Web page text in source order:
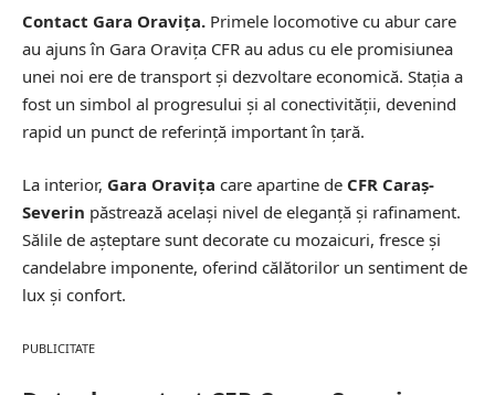
Contact Gara Oravița. Primele locomotive cu abur care
au ajuns în Gara Oravița CFR au adus cu ele promisiunea
unei noi ere de transport și dezvoltare economică. Stația a
fost un simbol al progresului și al conectivității, devenind
rapid un punct de referință important în țară.
La interior, Gara Oravița care apartine de CFR Caraș-
Severin păstrează același nivel de eleganță și rafinament.
Sălile de așteptare sunt decorate cu mozaicuri, fresce și
candelabre imponente, oferind călătorilor un sentiment de
lux și confort.
PUBLICITATE